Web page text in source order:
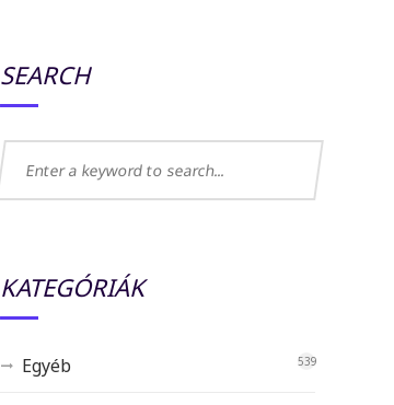
SEARCH
KATEGÓRIÁK
Egyéb 539